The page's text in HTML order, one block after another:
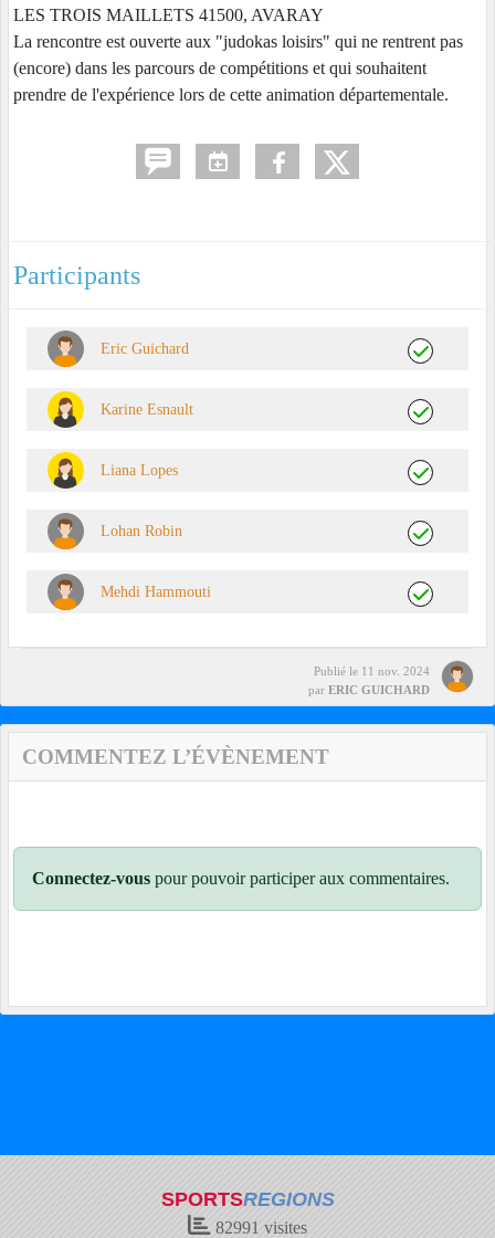
LES TROIS MAILLETS 41500, AVARAY
La rencontre est ouverte aux "judokas loisirs" qui ne rentrent pas
(encore) dans les parcours de compétitions et qui souhaitent
prendre de l'expérience lors de cette animation départementale.
Participants
Eric Guichard
Karine Esnault
Liana Lopes
Lohan Robin
Mehdi Hammouti
Publié le 11 nov. 2024
par ERIC GUICHARD
COMMENTEZ L’ÉVÈNEMENT
Connectez-vous pour pouvoir participer aux commentaires.
SPORTSREGIONS
82991 visites